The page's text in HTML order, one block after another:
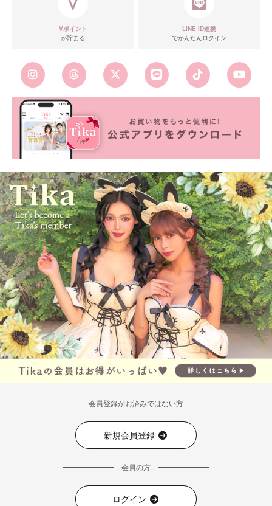
Vポイント
が貯まる
LINE ID連携
でかんたんログイン
会員登録がお済みではない方
新規会員登録
会員の方
ログイン